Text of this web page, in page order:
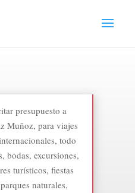
presupuesto a
Muñoz, para viajes
todo
bodas, excursiones,
turísticos, fiestas
naturales,